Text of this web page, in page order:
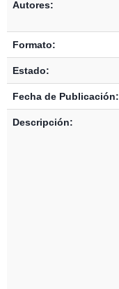
Autores:
Formato:
Estado:
Fecha de Publicación:
Descripción: